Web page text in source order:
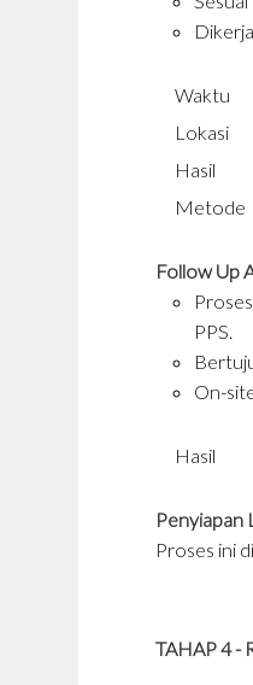
Waktu
Lokasi
Hasil
Metode
Follow Up
PPS.
On-
Hasil
Penyiapan
Proses ini
TAHAP 4 -